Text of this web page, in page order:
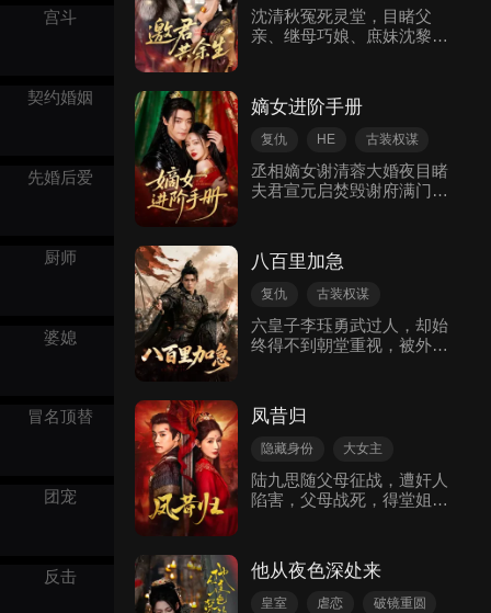
宫斗
契约婚姻
先婚后爱
厨师
婆媳
冒名顶替
团宠
反击
人、孩子和自己？
遭二皇子追杀，于是决心率
军复仇。李承渊凭借自身能
盛毒杀母后的真相，并痛斥
李光，最终设伏击败六国联
军，生擒六国皇帝，成为天
下共主。
误会
古装权谋
古代言情
沈清秋冤死灵堂，目睹父
亲、继母巧娘、庶妹沈黎与
血洗沈家，殉情自刎。沈清
秋得知错恨江晏，重生回求
嫁江成之日，当众撕毁银票
晏。
嫡女进阶手册
复仇 HE 古装权谋
丞相嫡女谢清蓉大婚夜目睹
夫君宣元启焚毁谢府满门。
返仇人身侧。她挑起宣元启
白月光与宠妃内斗，协同宣
润初收集其卖官贪腐罪证。
谋，终为谢家昭雪。尘埃落
定后，宣润初放弃帝位，与
火光中涅槃的凤凰，终在山
水间寻得安宁。
八百里加急
复仇
古装权谋
历史军事
六皇子李珏勇武过人，却始
终得不到朝堂重视，被外派
倍于守军，国难当头，李珏
毅然率众迎战。他亲自跨马
冲锋，凭借精湛骑术斩杀大
过大，边关战局岌岌可危。
就在将士苦苦支撑之际，太
奴先头部队。 众人尚未喘
息，噩耗接连传来：匈奴二
十万主力大军步步紧逼，远
凤昔归
隐藏身份
大女主
古装权谋
陆九思随父母征战，遭奸人
陷害，父母战死，得堂姐陆
九思改扮堂姐回府。她要为
父母和堂姐报仇，男主洛君
临也为其寻真相。最终，九
他从夜色深处来
皇室 虐恋
破镜重圆